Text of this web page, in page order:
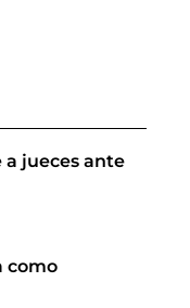
a jueces ante
como